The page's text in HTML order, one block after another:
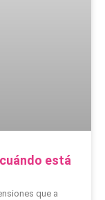
está
que a